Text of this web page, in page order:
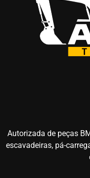
Autorizada de peças
escavadeiras, pá-